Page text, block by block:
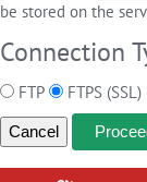
be stored on the
Connection
FTP FTPS (SSL)
Cancel